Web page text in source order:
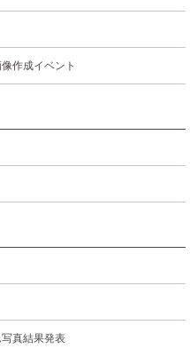
作成イベント
真結果発表